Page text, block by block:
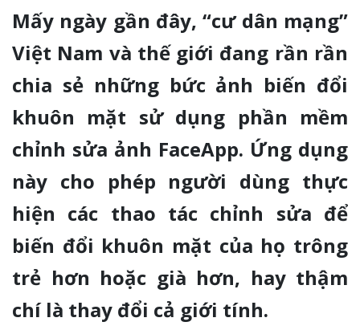
Mấy ngày gần đây, “cư dân mạng”
Việt Nam và thế giới đang rần rần
chia sẻ những bức ảnh biến đổi
khuôn mặt sử dụng phần mềm
chỉnh sửa ảnh FaceApp. Ứng dụng
này cho phép người dùng thực
hiện các thao tác chỉnh sửa để
biến đổi khuôn mặt của họ trông
trẻ hơn hoặc già hơn, hay thậm
chí là thay đổi cả giới tính.